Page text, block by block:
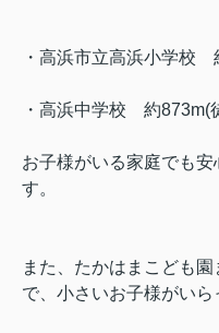
・ 高浜市立高浜小学校
・ 高浜中学校 約873m(
お子様がいる家庭でも
す。
また、たかはまこども
で、小さいお子様がいら